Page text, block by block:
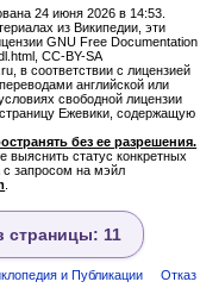
24 июня 2026 в 14:53.
из Википедии, эти
GNU Free Documentation
CC-BY-SA
в соответствии с лицензией
английской или
свободной лицензии
Ежевики, содержащую
без ее разрешения.
выяснить статус конкретных
с запросом на мэйл
страницы: 11
и Публикации
Отказ